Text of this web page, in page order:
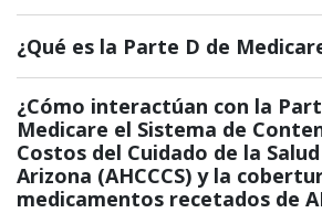
¿Qué es la Parte D de
¿Cómo interactúan con la
Medicare el Sistema de
Costos del Cuidado de la
Arizona (AHCCCS) y la
medicamentos recetados de